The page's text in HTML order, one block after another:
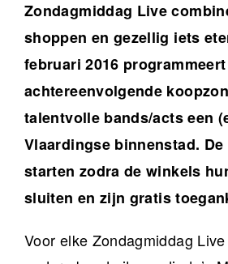
Zondagmiddag Live
shoppen en gezellig iets
februari 2016
achtereenvolgende
talentvolle bands/acts een
Vlaardingse binnenstad.
starten zodra de winkels
sluiten en zijn gratis
Voor elke Zondagmiddag